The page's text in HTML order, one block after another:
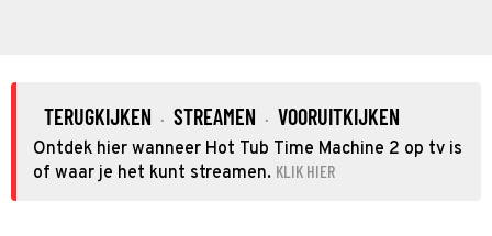
TERUGKIJKEN · STREAMEN · VOORUITKIJKEN
Ontdek hier wanneer Hot Tub Time Machine 2 op tv is
of waar je het kunt streamen. KLIK HIER